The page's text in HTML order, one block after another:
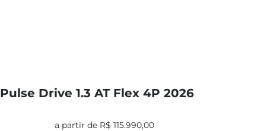
Pulse Drive 1.3 AT Flex 4P 2026
a partir de R$ 115.990,00